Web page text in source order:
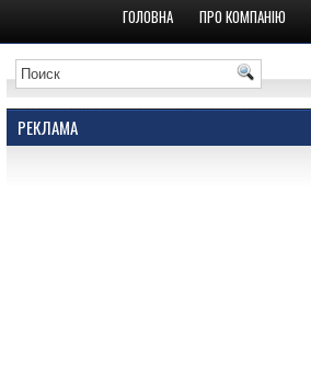
ГОЛОВНА ПРО КОМПАНІЮ
РЕКЛАМА